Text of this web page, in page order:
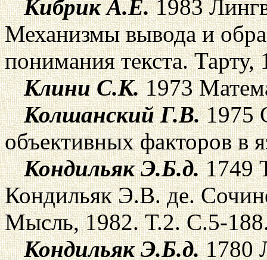
Кибрик А.Е.1983
Механизмы вывода и
понимания текста. Тарту,
Клини С.К.1973
Колшанский Г.В.1975
объективных факторов в
Кондильяк Э.Б.д.1749
Кондильяк Э.В. де.
Мысль, 1982. Т.2. С.5-
Кондильяк Э.Б.д.1780